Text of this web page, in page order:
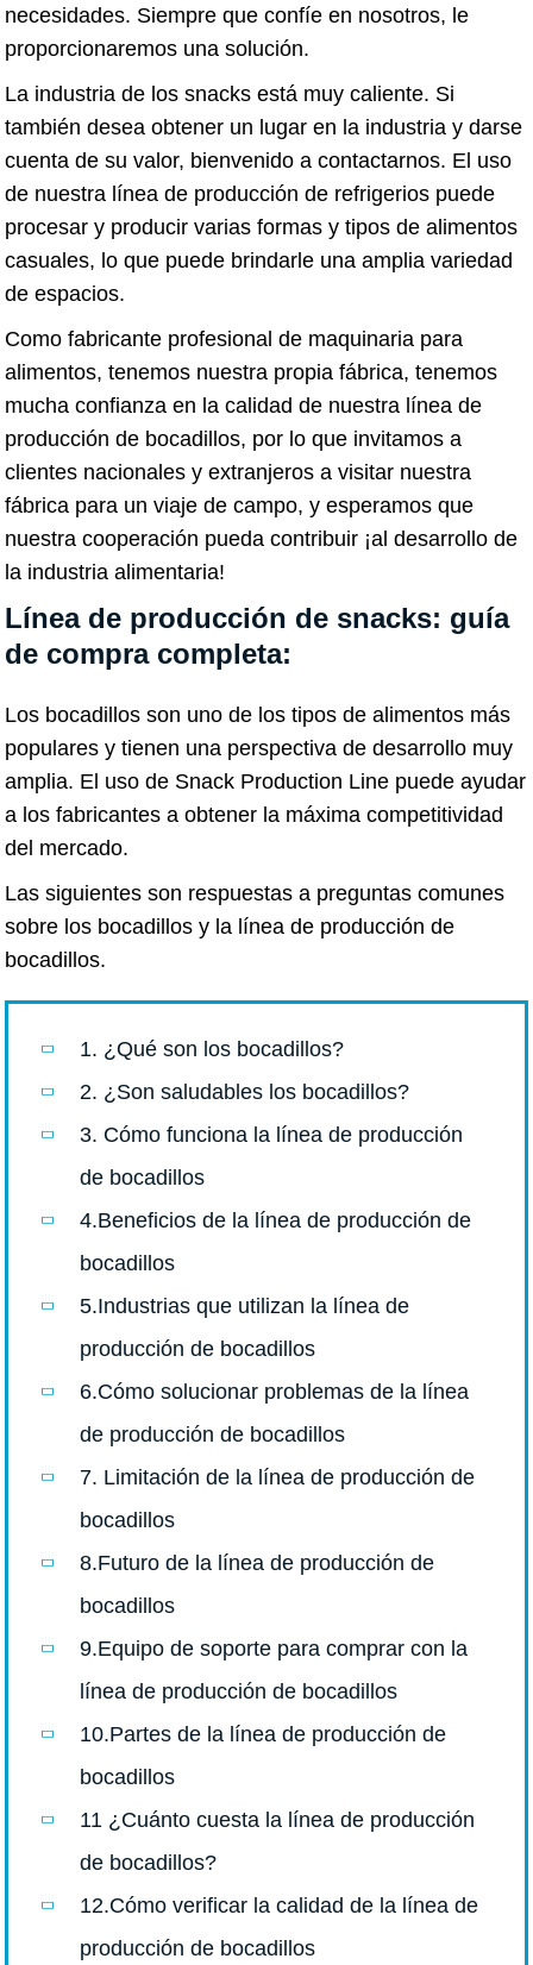
necesidades. Siempre que confíe en nosotros, le
proporcionaremos una solución.
La industria de los snacks está muy caliente. Si
también desea obtener un lugar en la industria y darse
cuenta de su valor, bienvenido a contactarnos. El uso
de nuestra línea de producción de refrigerios puede
procesar y producir varias formas y tipos de alimentos
casuales, lo que puede brindarle una amplia variedad
de espacios.
Como fabricante profesional de maquinaria para
alimentos, tenemos nuestra propia fábrica, tenemos
mucha confianza en la calidad de nuestra línea de
producción de bocadillos, por lo que invitamos a
clientes nacionales y extranjeros a visitar nuestra
fábrica para un viaje de campo, y esperamos que
nuestra cooperación pueda contribuir ¡al desarrollo de
la industria alimentaria!
Línea de producción de snacks: guía
de compra completa:
Los bocadillos son uno de los tipos de alimentos más
populares y tienen una perspectiva de desarrollo muy
amplia. El uso de Snack Production Line puede ayudar
a los fabricantes a obtener la máxima competitividad
del mercado.
Las siguientes son respuestas a preguntas comunes
sobre los bocadillos y la línea de producción de
bocadillos.
1. ¿Qué son los bocadillos?
2. ¿Son saludables los bocadillos?
3. Cómo funciona la línea de producción
de bocadillos
4.Beneficios de la línea de producción de
bocadillos
5.Industrias que utilizan la línea de
producción de bocadillos
6.Cómo solucionar problemas de la línea
de producción de bocadillos
7. Limitación de la línea de producción de
bocadillos
8.Futuro de la línea de producción de
bocadillos
9.Equipo de soporte para comprar con la
línea de producción de bocadillos
10.Partes de la línea de producción de
bocadillos
11 ¿Cuánto cuesta la línea de producción
de bocadillos?
12.Cómo verificar la calidad de la línea de
producción de bocadillos